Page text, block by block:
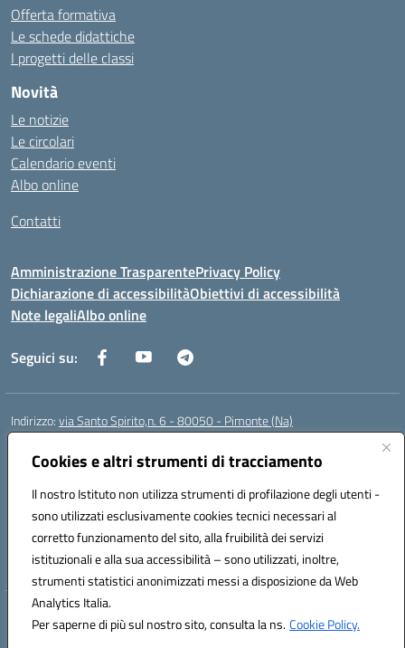
Cookies e altri strumenti di tracciamento
Il nostro Istituto non utilizza strumenti di profilazione degli utenti -
sono utilizzati esclusivamente cookies tecnici necessari al
corretto funzionamento del sito, alla fruibilità dei servizi
istituzionali e alla sua accessibilità – sono utilizzati, inoltre,
strumenti statistici anonimizzati messi a disposizione da Web
Analytics Italia.
Per saperne di più sul nostro sito, consulta la ns.Cookie Policy.
Offerta formativa
Le schede didattiche
I progetti delle classi
Novità
Le notizie
Le circolari
Calendario eventi
Albo online
Contatti
Amministrazione TrasparentePrivacy Policy
Dichiarazione di accessibilitàObiettivi di accessibilità
Note legaliAlbo online
Seguici su:
Indirizzo:via Santo Spirito,n. 6 - 80050 - Pimonte (Na)
Centralino:
Posta elettronica certificata (PEC):naic86400x@pec.istruzione.it
Codice fiscale: 82008870634
Codice meccanografico:NAIC86400X
Codice Indice delle Pubbliche Amministrazioni (IPA): ISTSC_NAIC86400X
Codice unico di fatturazione (CUF): UF5NKX
Hosting & Powered by 3D Solution S.r.l.
Concept & Design by Designers Italia